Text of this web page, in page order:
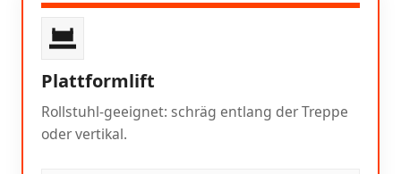
Plattformlift
Rollstuhl-geeignet: schräg entlang der Treppe
oder vertikal.